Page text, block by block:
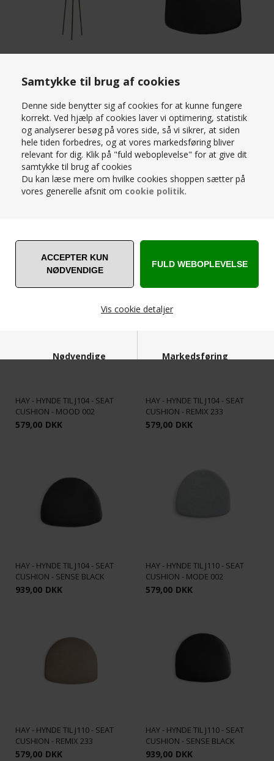
Samtykke til brug af cookies
Denne side benytter sig af cookies for at kunne fungere
korrekt. Ved hjælp af cookies laver vi optimering, statistik
og analyserer besøg på vores side, så vi sikrer, at siden
hele tiden forbedres, og at vores markedsføring bliver
relevant for dig. Klik på "fuld weboplevelse" for at give dit
samtykke til brug af cookies
Du kan læse mere om hvilke cookies shoppen sætter på
vores generelle afsnit om cookie politik.
Vis cookie detaljer
Nødvendige Markedsføring
TOFFEE
STOL UDEN ARM - SORT
CUSHION - REMIX 233
579,00 DKK 1.899,00 DKK
HAY - HYNDE TIL J104 - SEAT
CUSHION - MOOD 002
579,00 DKK
HAY - HYNDE TIL J104 - SEAT
CUSHION - REMIX 233
579,00 DKK
HAY - HYNDE TIL J104 - SEAT
CUSHION - SENSE BLACK
939,00 DKK
HAY - HYNDE TIL J110 - SEAT
CUSHION - MODE 002
579,00 DKK
HAY - HYNDE TIL J110 - SEAT
CUSHION - REMIX 233
579,00 DKK
HAY - HYNDE TIL J110 - SEAT
CUSHION - SENSE BLACK
939,00 DKK